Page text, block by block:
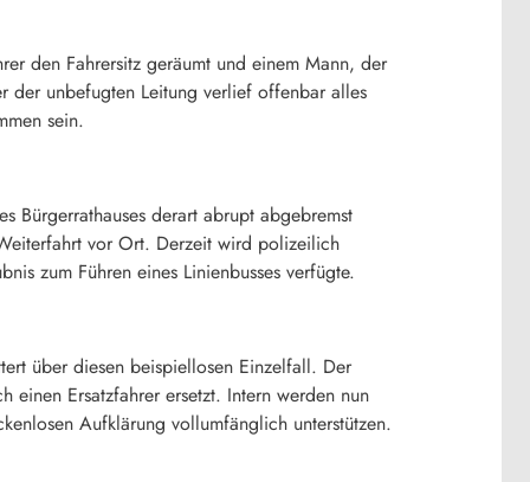
den Fahrersitz geräumt und einem Mann, der
der unbefugten Leitung verlief offenbar alles
sein.
Bürgerrathauses derart abrupt abgebremst
vor Ort. Derzeit wird polizeilich
zum Führen eines Linienbusses verfügte.
über diesen beispiellosen Einzelfall. Der
Ersatzfahrer ersetzt. Intern werden nun
Aufklärung vollumfänglich unterstützen.